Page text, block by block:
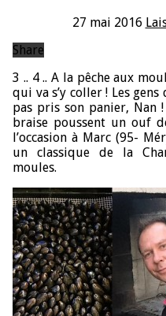
27 mai 2016
Share
3 .. 4 .. A la pêche aux
qui va s’y coller ! Les
pas pris son panier, Nan
braise poussent un ouf
l’occasion à Marc (95-
un classique de la
moules.